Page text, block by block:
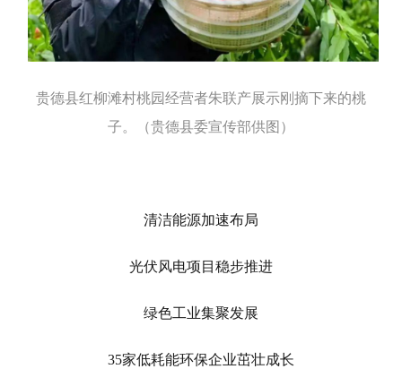
贵德县红柳滩村桃园经营者朱联产展示刚摘下来的桃
子。（贵德县委宣传部供图）
清洁能源加速布局
光伏风电项目稳步推进
绿色工业集聚发展
35家低耗能环保企业茁壮成长